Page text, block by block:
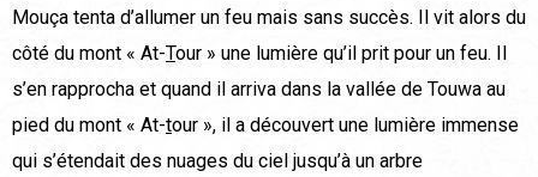
Mouça tenta d’allumer un feu mais sans succès. Il vit alors du
côté du mont « At-Tour » une lumière qu’il prit pour un feu. Il
s’en rapprocha et quand il arriva dans la vallée de Touwa au
pied du mont « At-tour », il a découvert une lumière immense
qui s’étendait des nuages du ciel jusqu’à un arbre